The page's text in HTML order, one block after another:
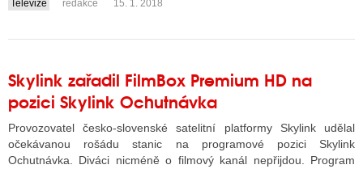
....
Televize redakce 15. 1. 2018
Skylink zařadil FilmBox Premium HD na
pozici Skylink Ochutnávka
Provozovatel česko-slovenské satelitní platformy Skylink udělal
očekávanou rošádu stanic na programové pozici Skylink
Ochutnávka. Diváci nicméně o filmový kanál nepřijdou. Program